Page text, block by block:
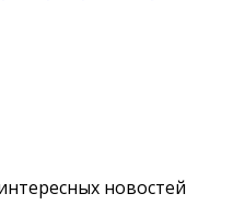
новостей